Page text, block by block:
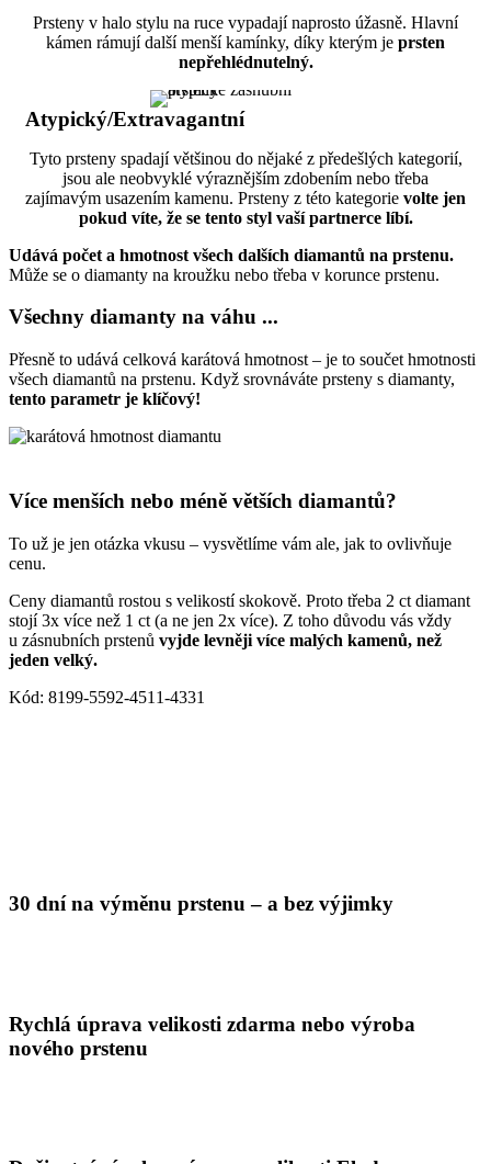
Prsteny v halo stylu na ruce vypadají naprosto úžasně. Hlavní
kámen rámují další menší kamínky, díky kterým je prsten
nepřehlédnutelný.
Atypický/Extravagantní
Tyto prsteny spadají většinou do nějaké z předešlých kategorií,
jsou ale neobvyklé výraznějším zdobením nebo třeba
zajímavým usazením kamenu. Prsteny z této kategorie volte jen
pokud víte, že se tento styl vaší partnerce líbí.
Udává počet a hmotnost všech dalších diamantů na prstenu.
Může se o diamanty na kroužku nebo třeba v korunce prstenu.
Všechny diamanty na váhu ...
Přesně to udává celková karátová hmotnost – je to součet hmotnosti
všech diamantů na prstenu. Když srovnáváte prsteny s diamanty,
tento parametr je klíčový!
Více menších nebo méně větších diamantů?
To už je jen otázka vkusu – vysvětlíme vám ale, jak to ovlivňuje
cenu.
Ceny diamantů rostou s velikostí skokově. Proto třeba 2 ct diamant
stojí 3x více než 1 ct (a ne jen 2x více). Z toho důvodu vás vždy
u zásnubních prstenů vyjde levněji více malých kamenů, než
jeden velký.
Kód: 8199-5592-4511-4331
30 dní na výměnu prstenu – a bez výjimky
Rychlá úprava velikosti zdarma nebo výroba
nového prstenu